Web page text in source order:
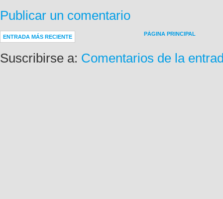
Publicar un comentario
ENTRADA MÁS RECIENTE PÁGINA PRINCIPAL
Suscribirse a: Comentarios de la